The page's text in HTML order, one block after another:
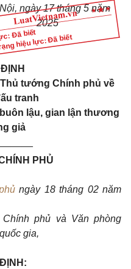
Đã biết
hiệu lực: Đã biết
ngày 17 tháng 5 năm
2025
tướng Chính phủ về
tranh
lậu, gian lận thương
giả
PHỦ
ngày 18 tháng 02 năm
Chính phủ và Văn phòng
gia,